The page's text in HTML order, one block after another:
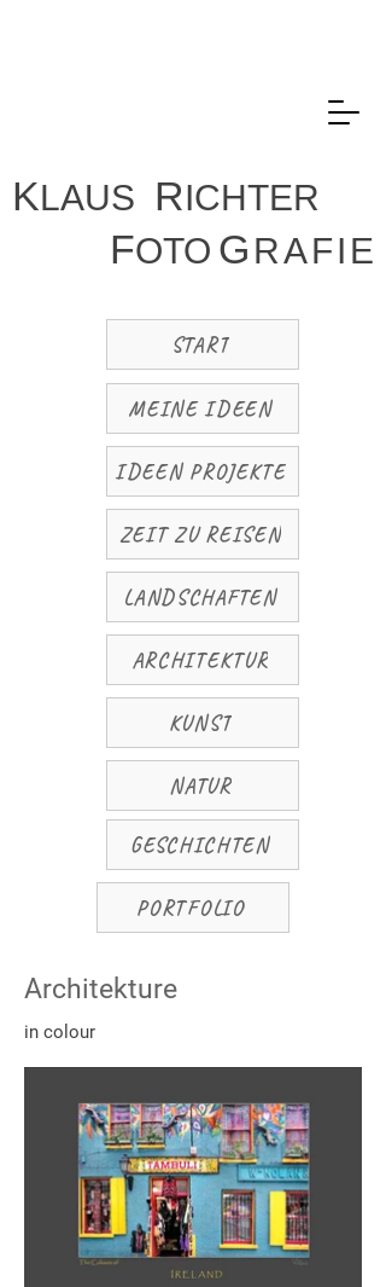
KLAUS RICHTER
START
IDEEN PROJEKTE
MEINE IDEEN
ZEIT ZU REISEN
LANDSCHAFTEN
ARCHITEKTUR
KUNST
NATUR
GESCHICHTEN
FOTO G RAFI E
PORTFOLIO
Architekture
in colour